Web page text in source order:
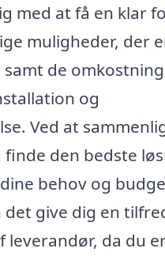
med at få en klar
muligheder, der
de
og
Ved at
den bedste
behov og
det give dig en
leverandør, da du